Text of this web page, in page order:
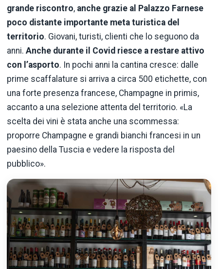
grande riscontro, anche grazie al Palazzo Farnese
poco distante importante meta turistica del
territorio. Giovani, turisti, clienti che lo seguono da
anni. Anche durante il Covid riesce a restare attivo
con l’asporto. In pochi anni la cantina cresce: dalle
prime scaffalature si arriva a circa 500 etichette, con
una forte presenza francese, Champagne in primis,
accanto a una selezione attenta del territorio. «La
scelta dei vini è stata anche una scommessa:
proporre Champagne e grandi bianchi francesi in un
paesino della Tuscia e vedere la risposta del
pubblico».